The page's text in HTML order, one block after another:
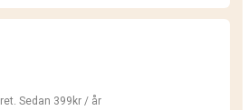
Sedan 399kr / år